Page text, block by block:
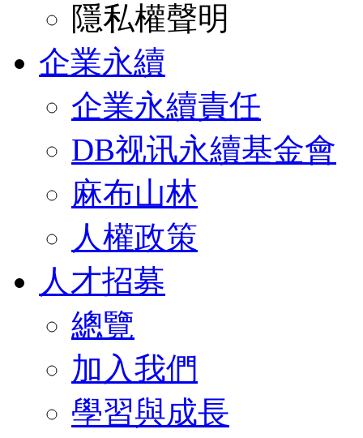
隱私權聲明
企業永續
企業永續責任
DB视讯永續基金會
麻布山林
人權政策
人才招募
總覽
加入我們
學習與成長